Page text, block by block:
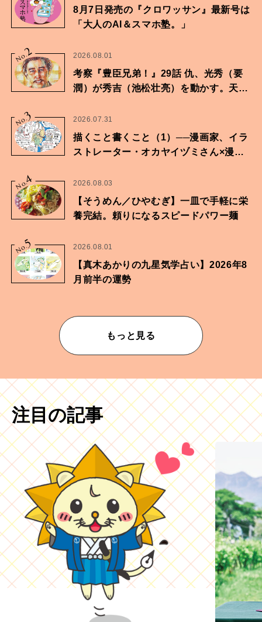
8月7日発売の『クロワッサン』最新号は
「大人のAI＆スマホ塾。」
No.2 2026.08.01
考察『豊臣兄弟！』29話 仇、光秀（要
潤）が秀吉（池松壮亮）を動かす。天下
No.
3 2026.07.31
描くこと書くこと（1）──漫画家、イラ
ストレーター・オカヤイヅミさん×漫画
No.
4 2026.08.03
【そうめん／ひやむぎ】一皿で手軽に栄
養完結。頼りになるスピードパワー麺
No.
5 2026.08.01
【真木あかりの九星気学占い】2026年8
月前半の運勢
もっと見る
注目の記事